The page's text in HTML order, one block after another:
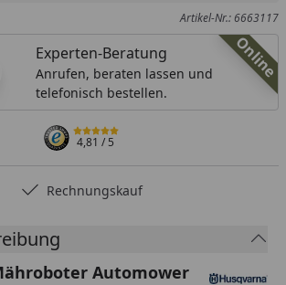
Artikel-Nr.: 6663117
Online
Experten-Beratung
Anrufen, beraten lassen und
telefonisch bestellen.
4,81/ 5
Rechnungskauf
Automower